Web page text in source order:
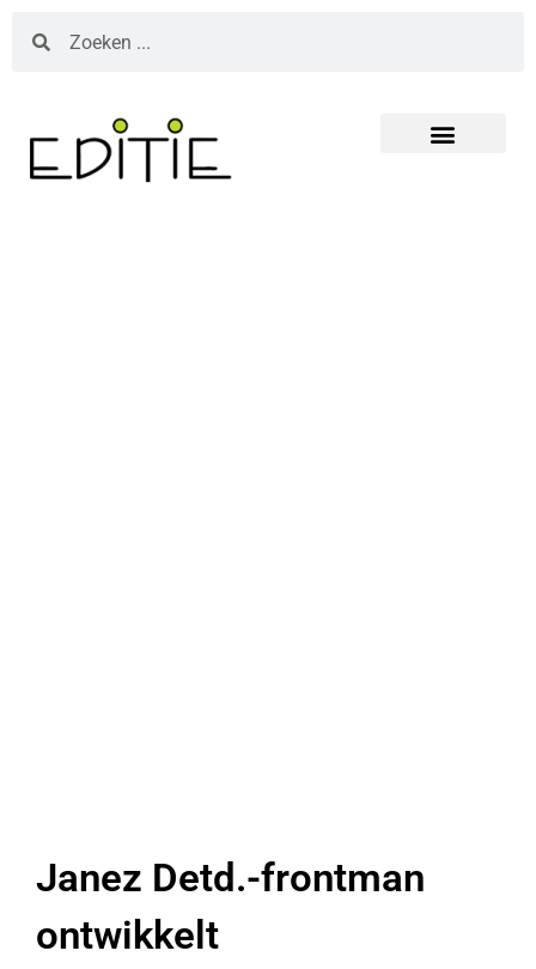
Janez Detd.-frontman
ontwikkelt